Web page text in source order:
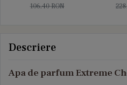
106,40RON
Descriere
Apa de parfum Extreme